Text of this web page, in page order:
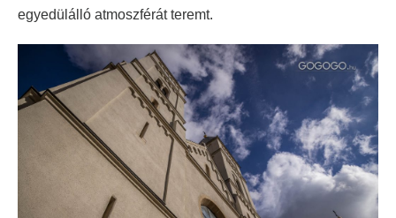
egyedülálló atmoszférát teremt.